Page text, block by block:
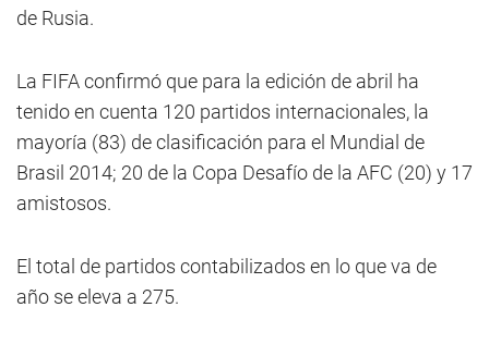
de Rusia.
La FIFA confirmó que para la edición de abril ha
tenido en cuenta 120 partidos internacionales, la
mayoría (83) de clasificación para el Mundial de
Brasil 2014; 20 de la Copa Desafío de la AFC (20) y 17
amistosos.
El total de partidos contabilizados en lo que va de
año se eleva a 275.